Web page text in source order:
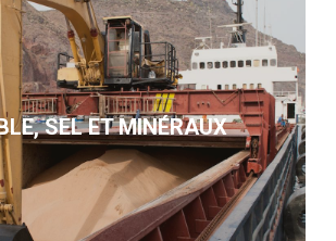
SEL ET MINÉRAUX